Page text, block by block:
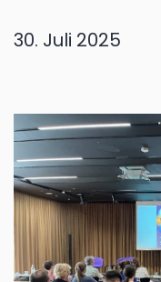
30. Juli 2025